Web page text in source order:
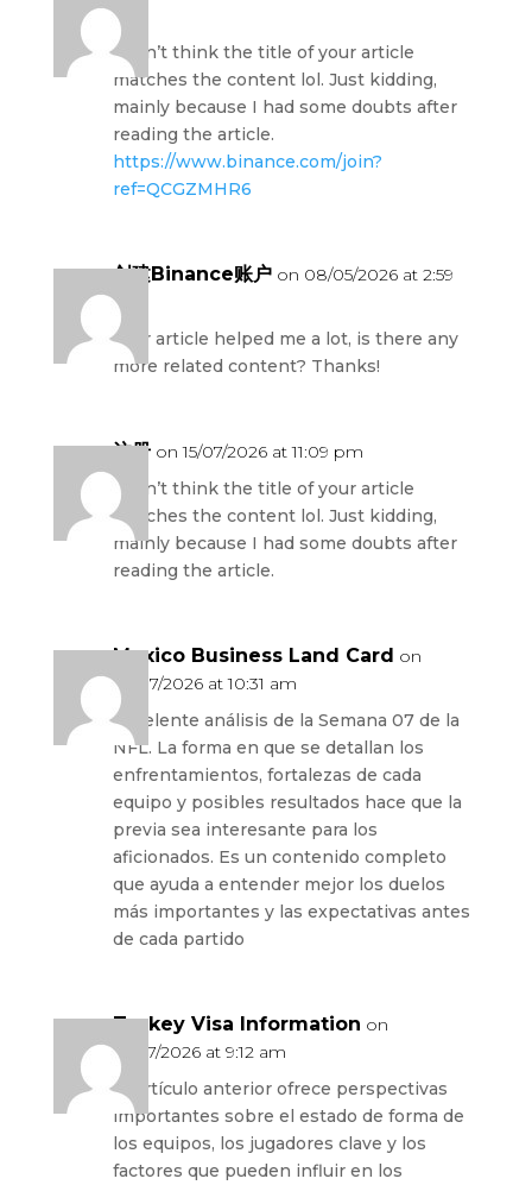
pm
I don’t think the title of your article
matches the content lol. Just kidding,
mainly because I had some doubts after
reading the article.
https://www.binance.com/join?
ref=QCGZMHR6
创建Binance账户 on 08/05/2026 at 2:59
am
Your article helped me a lot, is there any
more related content? Thanks!
注册 on 15/07/2026 at 11:09 pm
I don’t think the title of your article
matches the content lol. Just kidding,
mainly because I had some doubts after
reading the article.
Mexico Business Land Card on
24/07/2026 at 10:31 am
Excelente análisis de la Semana 07 de la
NFL. La forma en que se detallan los
enfrentamientos, fortalezas de cada
equipo y posibles resultados hace que la
previa sea interesante para los
aficionados. Es un contenido completo
que ayuda a entender mejor los duelos
más importantes y las expectativas antes
de cada partido
Turkey Visa Information on
27/07/2026 at 9:12 am
El artículo anterior ofrece perspectivas
importantes sobre el estado de forma de
los equipos, los jugadores clave y los
factores que pueden influir en los